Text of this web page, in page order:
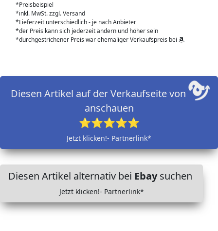
*Preisbeispiel
*inkl. MwSt. zzgl. Versand
*Lieferzeit unterschiedlich - je nach Anbieter
*der Preis kann sich jederzeit ändern und höher sein
*durchgestrichener Preis war ehemaliger Verkaufspreis bei
Diesen Artikel auf der Verkaufseite von
anschauen
⭐⭐⭐⭐⭐
Jetzt klicken!- Partnerlink*
Diesen Artikel alternativ bei Ebaysuchen
Jetzt klicken!- Partnerlink*